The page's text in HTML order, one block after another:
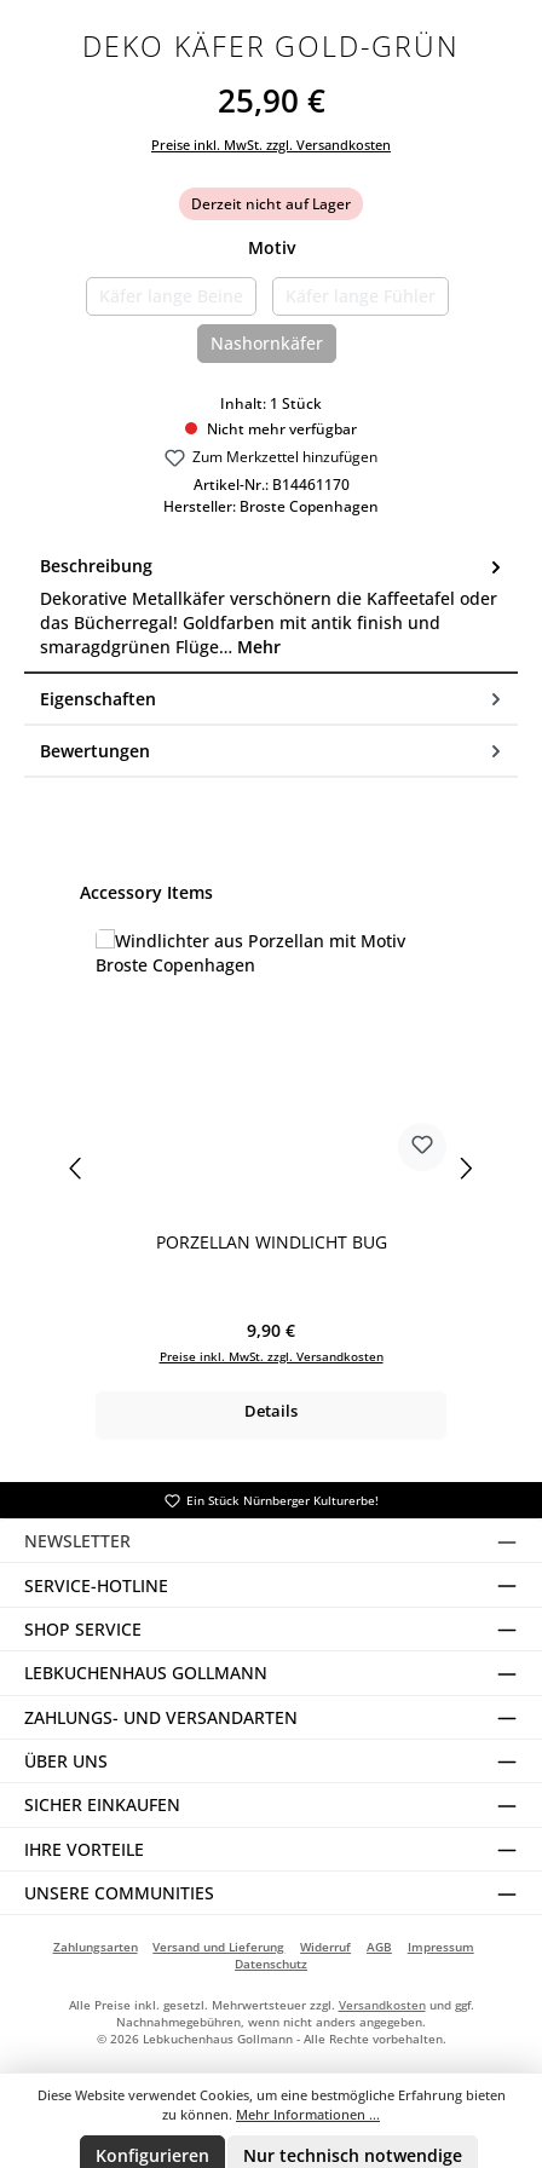
DEKO KÄFER GOLD-GRÜN
25,90 €
Inhalt: 1 Stück
Preise inkl. MwSt. zzgl. Versandkosten
Derzeit nicht auf Lager
Nicht mehr verfügbar
Motivauswählen
Käfer lange Beine(Diese Option ist zurzeit nicht verfügbar.)
Käfer lange Fühler(Diese Option ist zurzeit
Nashornkäfer(Diese Option ist zurzeit nicht
Zum Merkzettel hinzufügen
Artikel-Nr.: B14461170
Hersteller: Broste Copenhagen
Beschreibung
Dekorative Metallkäfer verschönern die Kaffeetafel oder
das Bücherregal! Goldfarben mit antik finish und
smaragdgrünen Flüge… Mehr
Eigenschaften
Bewertungen
Produktgalerie überspringen
Accessory Items
PORZELLAN WINDLICHT BUG
Regulärer Preis:
9,90 €
Preise inkl. MwSt. zzgl. Versandkosten
Details
Ein Stück Nürnberger Kulturerbe!
NEWSLETTER
SERVICE-HOTLINE
SHOP SERVICE
LEBKUCHENHAUS GOLLMANN
ZAHLUNGS- UND VERSANDARTEN
ÜBER UNS
SICHER EINKAUFEN
IHRE VORTEILE
UNSERE COMMUNITIES
Zahlungsarten Versand und Lieferung Widerruf AGB
Impressum
Datenschutz
Alle Preise inkl. gesetzl. Mehrwertsteuer zzgl. Versandkostenund ggf.
Nachnahmegebühren, wenn nicht anders angegeben.
© 2026 Lebkuchenhaus Gollmann - Alle Rechte vorbehalten.
Diese Website verwendet Cookies, um eine bestmögliche Erfahrung bieten
zu können. Mehr Informationen ...
Nur technisch notwendige
Konfigurieren